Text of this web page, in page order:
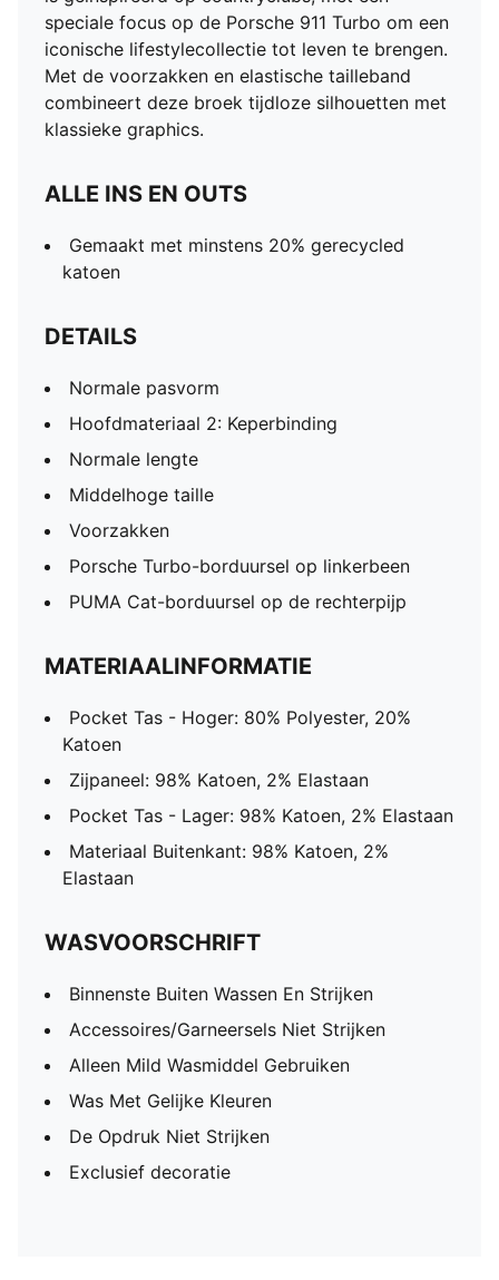
speciale focus op de Porsche 911 Turbo om een
iconische lifestylecollectie tot leven te brengen.
Met de voorzakken en elastische tailleband
combineert deze broek tijdloze silhouetten met
klassieke graphics.
ALLE INS EN OUTS
Gemaakt met minstens 20% gerecycled
katoen
DETAILS
Normale pasvorm
Hoofdmateriaal 2: Keperbinding
Normale lengte
Middelhoge taille
Voorzakken
Porsche Turbo-borduursel op linkerbeen
PUMA Cat-borduursel op de rechterpijp
MATERIAALINFORMATIE
Pocket Tas - Hoger: 80% Polyester, 20%
Katoen
Zijpaneel: 98% Katoen, 2% Elastaan
Pocket Tas - Lager: 98% Katoen, 2% Elastaan
Materiaal Buitenkant: 98% Katoen, 2%
Elastaan
WASVOORSCHRIFT
Binnenste Buiten Wassen En Strijken
Accessoires/Garneersels Niet Strijken
Alleen Mild Wasmiddel Gebruiken
Was Met Gelijke Kleuren
De Opdruk Niet Strijken
Exclusief decoratie